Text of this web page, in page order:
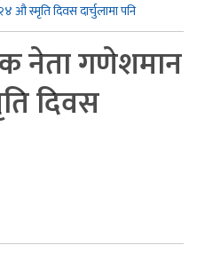
औ स्मृति दिवस दार्चुलामा पनि
नेता गणेशमान
दिवस